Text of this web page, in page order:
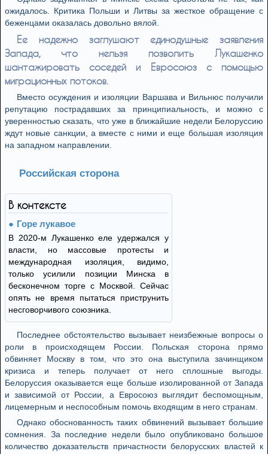
ожидалось. Критика Польши и Литвы за жесткое обращение с
беженцами оказалась довольно вялой.
Ее надежно заглушают единодушные заявления
Запада, что нельзя позволить Лукашенко
шантажировать соседей и Евросоюз с помощью
миграционных потоков.
Вместо осуждения и изоляции Варшава и Вильнюс получили
репутацию пострадавших за принципиальность, и можно с
уверенностью сказать, что уже в ближайшие недели Белоруссию
ждут новые санкции, а вместе с ними и еще большая изоляция
на западном направлении.
Российская сторона
В контексте
Горе лукавое
В 2020-м Лукашенко еле удержался у
власти, но массовые протесты и
международная изоляция, видимо,
только усилили позиции Минска в
бесконечном торге с Москвой. Сейчас
опять не время пытаться приструнить
несговорчивого союзника.
Последнее обстоятельство вызывает неизбежные вопросы о
роли в происходящем России. Польская сторона прямо
обвиняет Москву в том, что это она выступила зачинщиком
кризиса и теперь получает от него сплошные выгоды.
Белоруссия оказывается еще больше изолированной от Запада
и зависимой от России, а Евросоюз выглядит беспомощным,
лицемерным и неспособным помочь входящим в него странам.
Однако обоснованность таких обвинений вызывает большие
сомнения. За последние недели было опубликовано большое
количество доказательств причастности белорусских властей к